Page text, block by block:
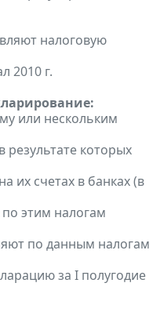
налоговую
2010 г.
или нескольким
которых
их счетах в банках (в
этим налогам
по данным налогам
за I полугодие